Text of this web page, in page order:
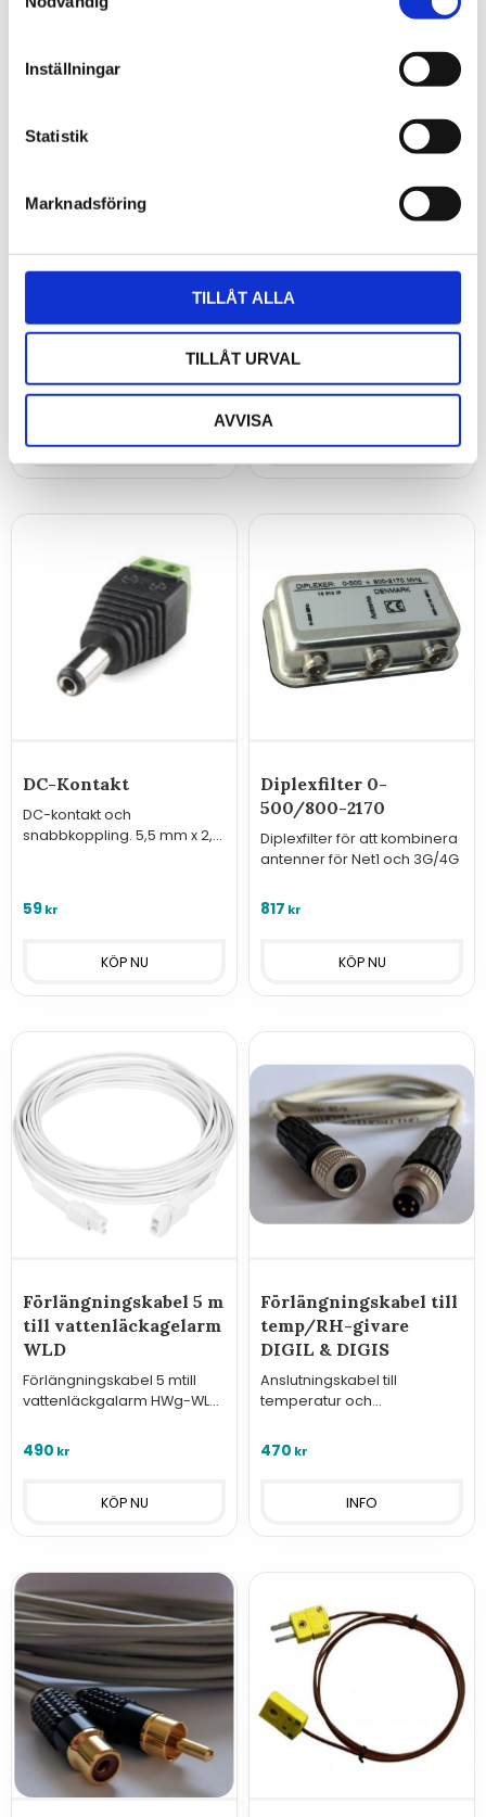
Inställningar
Statistik
Marknadsföring
TILLÅT ALLA
TILLÅT URVAL
AVVISA
Antennkabel SMA/m-
Färdigkontakterad
192kr
Antennkabel SMA/m-
SMA/f, 5m
Färdigkontakterad
215kr
DC-Kontakt
DC-kontakt och
snabbkoppling. 5,5 mm x 2,1
59kr
Diplexfilter 0-
500/800-2170
Diplexfilter för att kombinera
antenner för Net1 och 3G/4G
817 kr
Förlängningskabel 5 m
till vattenläckagelarm
WLD
Förlängningskabel 5 mtill
vattenläckgalarm HWg-WLD,
490 kr
Förlängningskabel till
temp/RH-givare
DIGIL & DIGIS
Anslutningskabel till
temperatur och
E och DIGIS-E.
470 kr
INFO